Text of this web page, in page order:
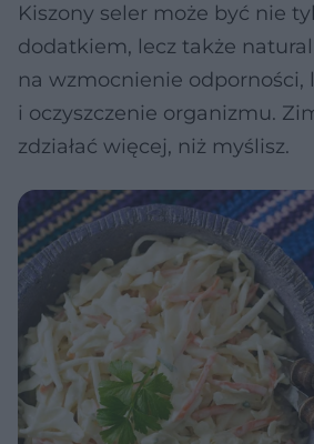
Kiszony seler może być nie
dodatkiem, lecz także
na wzmocnienie odporności,
i oczyszczenie organizmu.
zdziałać więcej, niż myślisz.